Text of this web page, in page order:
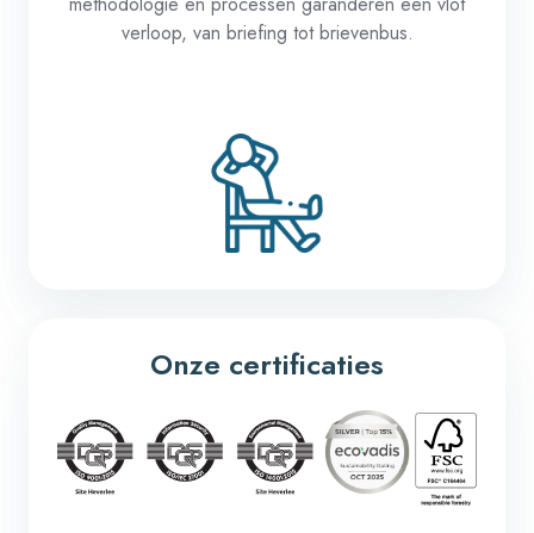
verloop, van briefing totbrievenbus.
Onze certificaties